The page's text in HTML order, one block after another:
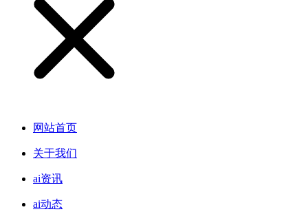
网站首页
关于我们
ai资讯
ai动态